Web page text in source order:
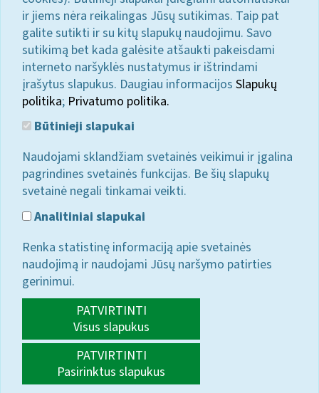
ir jiems nėra reikalingas Jūsų sutikimas. Taip pat
galite sutikti ir su kitų slapukų naudojimu. Savo
sutikimą bet kada galėsite atšaukti pakeisdami
interneto naršyklės nustatymus ir ištrindami
įrašytus slapukus. Daugiau informacijos Slapukų
politika; Privatumo politika.
Būtinieji slapukai
Naudojami sklandžiam svetainės veikimui ir įgalina
pagrindines svetainės funkcijas. Be šių slapukų
svetainė negali tinkamai veikti.
Analitiniai slapukai
Renka statistinę informaciją apie svetainės
naudojimą ir naudojami Jūsų naršymo patirties
gerinimui.
PATVIRTINTI
Visus slapukus
PATVIRTINTI
Pasirinktus slapukus